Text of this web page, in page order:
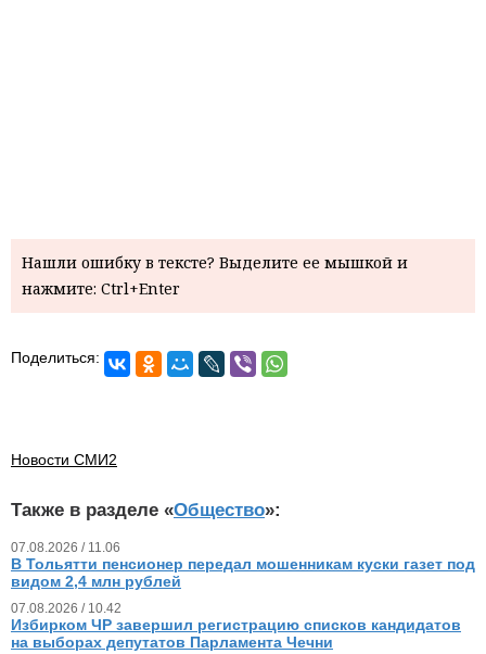
Нашли ошибку в тексте? Выделите ее мышкой и
нажмите: Ctrl+Enter
Поделиться:
Новости СМИ2
Также в разделе «Общество»:
07.08.2026 / 11.06
В Тольятти пенсионер передал мошенникам куски газет под
видом 2,4 млн рублей
07.08.2026 / 10.42
Избирком ЧР завершил регистрацию списков кандидатов
на выборах депутатов Парламента Чечни